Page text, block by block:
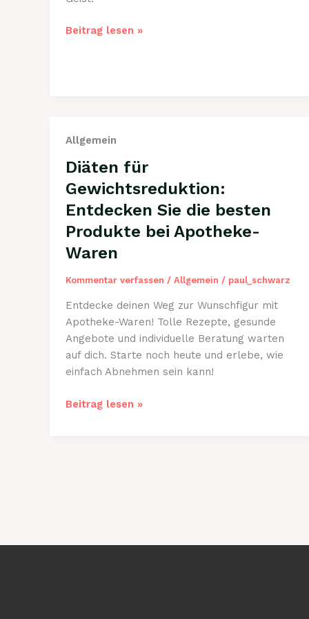
Entspannungsprodukte
Beitrag lesen »
Allgemein
Diäten für
Gewichtsreduktion:
Entdecken Sie die besten
Produkte bei Apotheke-
Waren
Kommentar verfassen / Allgemein / paul_schwarz
Entdecke deinen Weg zur Wunschfigur mit
Apotheke-Waren! Tolle Rezepte, gesunde
Angebote und individuelle Beratung warten
auf dich. Starte noch heute und erlebe, wie
einfach Abnehmen sein kann!
Diäten
Beitrag lesen »